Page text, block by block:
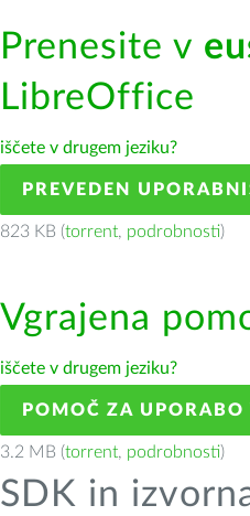
Prenesite v
LibreOffice
iščete v drugem jeziku?
PREVEDEN
823 KB (torrent, podrobnosti)
Vgrajena
iščete v drugem jeziku?
POMOČ ZA
3.2 MB (torrent, podrobnosti)
SDK in